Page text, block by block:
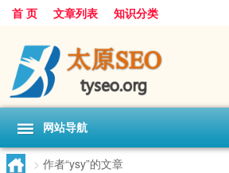
首 页 文章列表 知识分类
网站导航
> 作者“ysy”的文章